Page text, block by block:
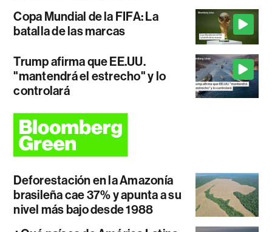
Copa Mundial de la FIFA: La
batalla de las marcas
Trump afirma que EE.UU.
"mantendrá el estrecho" y lo
controlará
Deforestación en la Amazonía
brasileña cae 37% y apunta a su
nivel más bajo desde 1988